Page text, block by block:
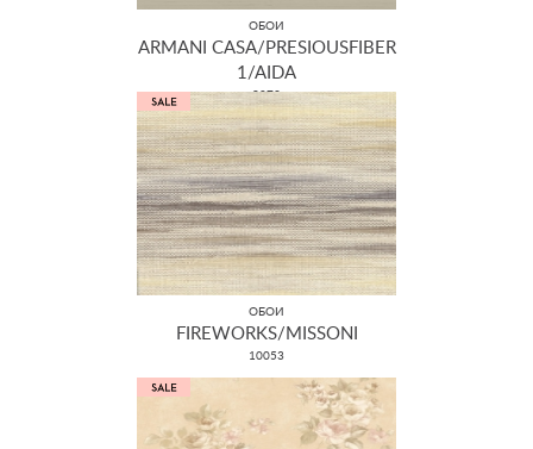
ОБОИ
ARMANI CASA/PRESIOUSFIBER
1/AIDA
9073
ОБОИ
FIREWORKS/MISSONI
10053